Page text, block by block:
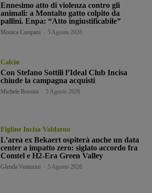
Ennesimo atto di violenza contro gli
animali: a Montalto gatto colpito da
pallini. Enpa: “Atto ingiustificabile”
Monica Campani 5 Agosto 2026
Calcio
Con Stefano Sottili l’Ideal Club Incisa
chiude la campagna acquisti
Michele Bossini 5 Agosto 2026
Figline Incisa Valdarno
L’area ex Bekaert ospiterà anche un data
center a impatto zero: siglato accordo fra
Comtel e H2-Era Green Valley
Glenda Venturini 5 Agosto 2026